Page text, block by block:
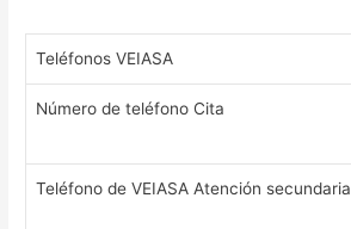
Teléfonos VEIASA
Número de teléfono Cita
Teléfono de VEIASA Atención secundaria